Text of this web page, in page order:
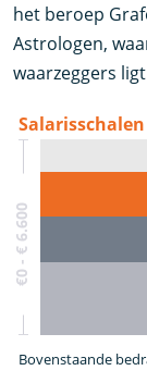
het beroep
Astrologen,
waarzeggers
€0 - € 6.600
Bovenstaande